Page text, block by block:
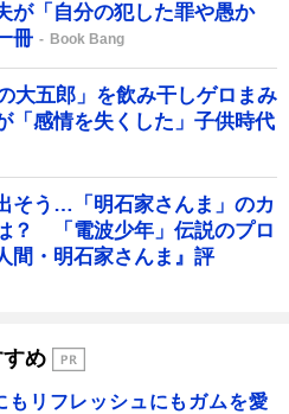
が「自分の犯した罪や愚か
冊
Book Bang
大五郎」を飲み干しゲロまみ
感情を失くした」子供時代
そう…「明石家さんま」のカ
？ 「電波少年」伝説のプロ
間・明石家さんま』評
め
もリフレッシュにもガムを愛